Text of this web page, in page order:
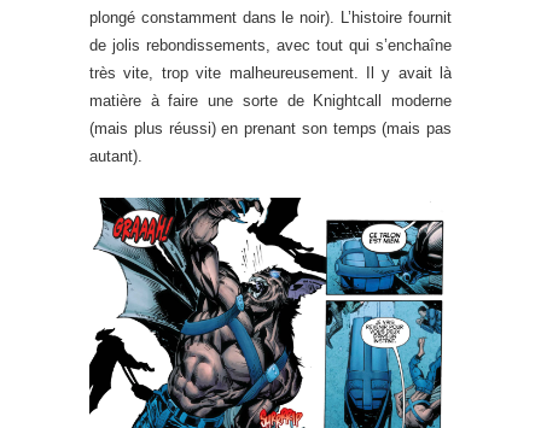
plongé constamment dans le noir). L’histoire fournit
de jolis rebondissements, avec tout qui s’enchaîne
très vite, trop vite malheureusement. Il y avait là
matière à faire une sorte de Knightcall moderne
(mais plus réussi) en prenant son temps (mais pas
autant).